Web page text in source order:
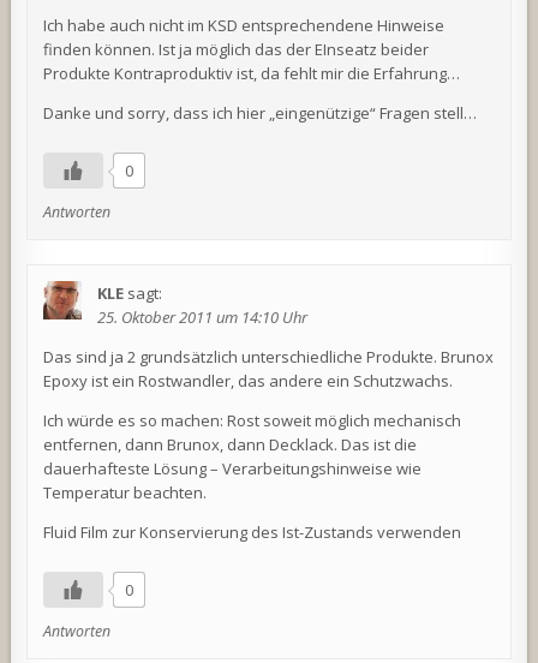
Ich habe auch nicht im KSD entsprechendene Hinweise
finden können. Ist ja möglich das der EInseatz beider
Produkte Kontraproduktiv ist, da fehlt mir die Erfahrung…
Danke und sorry, dass ich hier „eingenützige“ Fragen stell…
0
Antworten
KLE sagt:
25. Oktober 2011 um 14:10 Uhr
Das sind ja 2 grundsätzlich unterschiedliche Produkte. Brunox
Epoxy ist ein Rostwandler, das andere ein Schutzwachs.
Ich würde es so machen: Rost soweit möglich mechanisch
entfernen, dann Brunox, dann Decklack. Das ist die
dauerhafteste Lösung – Verarbeitungshinweise wie
Temperatur beachten.
Fluid Film zur Konservierung des Ist-Zustands verwenden
0
Antworten